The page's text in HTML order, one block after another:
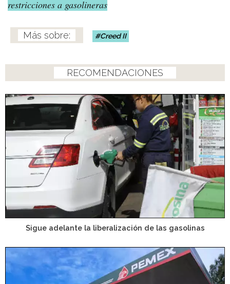
restricciones a gasolineras
Creed II
RECOMENDACIONES
Sigue adelante la liberalización de las gasolinas